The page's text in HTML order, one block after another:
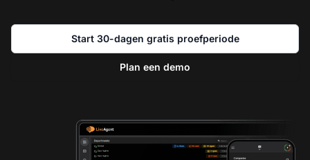
Start 30-dagen gratis proefperiode
Plan een demo